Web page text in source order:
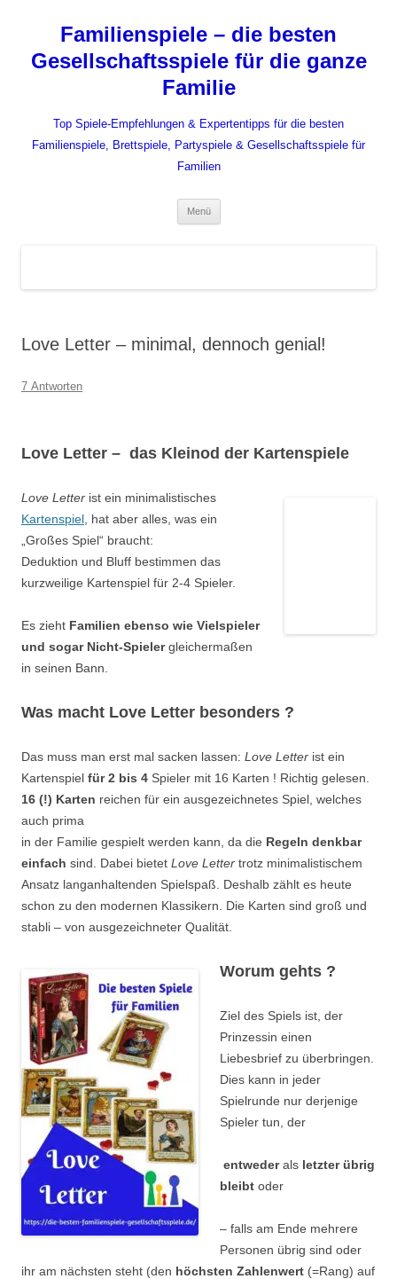
springenFamilienspiele – die besten
Gesellschaftsspiele für die ganze
Familie
Top Spiele-Empfehlungen & Expertentipps für die besten
Familienspiele, Brettspiele, Partyspiele & Gesellschaftsspiele für
Familien
Menü
Love Letter – minimal, dennoch genial!
7 Antworten
Love Letter – das Kleinod der Kartenspiele
Love Letter ist ein minimalistisches
Kartenspiel, hat aber alles, was ein
„Großes Spiel“ braucht:
Deduktion und Bluff bestimmen das
kurzweilige Kartenspiel für 2-4 Spieler.
Es zieht Familien ebenso wie Vielspieler
und sogar Nicht-Spielergleichermaßen
in seinen Bann.
Was macht Love Letter besonders ?
Das muss man erst mal sacken lassen: Love Letter ist ein
Kartenspiel für 2 bis 4 Spieler mit 16 Karten ! Richtig gelesen.
16 (!) Karten reichen für ein ausgezeichnetes Spiel, welches
auch prima
in der Familie gespielt werden kann, da die Regeln denkbar
einfach sind. Dabei bietet Love Letter trotz minimalistischem
Ansatz langanhaltenden Spielspaß. Deshalb zählt es heute
schon zu den modernen Klassikern. Die Karten sind groß und
stabli – von ausgezeichneter Qualität.
Worum gehts ?
Ziel des Spiels ist, der
Prinzessin einen
Liebesbrief zu überbringen.
Dies kann in jeder
Spielrunde nur derjenige
Spieler tun, der
entwederals letzter übrig
bleibt oder
– falls am Ende mehrere
Personen übrig sind oder
ihr am nächsten steht (den höchsten Zahlenwert (=Rang) auf